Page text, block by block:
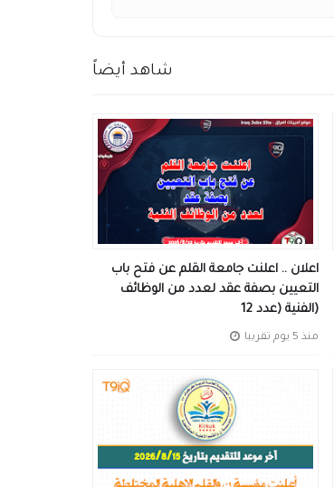
شاهد أيضاً
اعلان .. اعلنت جامعة القلم عن فتح باب
التعيين بصفة عقد لعدد من الوظائف
الفنية (عدد 12)
منذ 5 يوم تقريبا